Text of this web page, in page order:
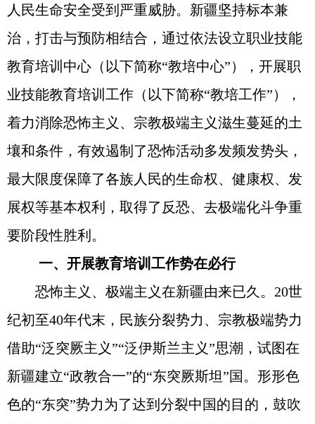
人民生命安全受到严重威胁。新疆坚持标本兼
治，打击与预防相结合，通过依法设立职业技能
教育培训中心（以下简称“教培中心”），开展职
业技能教育培训工作（以下简称“教培工作”），
着力消除恐怖主义、宗教极端主义滋生蔓延的土
壤和条件，有效遏制了恐怖活动多发频发势头，
最大限度保障了各族人民的生命权、健康权、发
展权等基本权利，取得了反恐、去极端化斗争重
要阶段性胜利。
​一、开展教育培训工作势在必行
恐怖主义、极端主义在新疆由来已久。20世
纪初至40年代末，民族分裂势力、宗教极端势力
借助“泛突厥主义”“泛伊斯兰主义”思潮，试图在
新疆建立“政教合一”的“东突厥斯坦”国。形形色
色的“东突”势力为了达到分裂中国的目的，鼓吹